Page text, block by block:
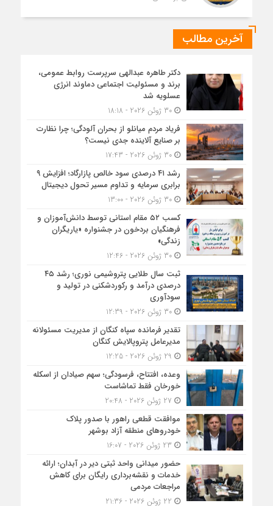
آخرین مطالب
دکتر طاهره عبدالهی سرپرست روابط عمومی،
برند و مسئولیت اجتماعی دماوند انرژی
عسلویه شد
30 ژوئن 2026 - 18:18
فریاد مردم میانلو از بحران آلودگی؛ چرا نظارت
بر صنایع آلاینده جدی نیست؟
30 ژوئن 2026 - 17:43
رشد ۴۱ درصدی سود خالص پازارگاد؛ افزایش ۹
برابری سرمایه و تداوم مسیر تحول دیجیتال
30 ژوئن 2026 - 13:00
کسب ۵۲ مقام استانی توسط دانش‌آموزان و
فرهنگیان بردخون در جشنواره «یاریگران
زندگی»
30 ژوئن 2026 - 12:46
ثبت سال طلایی پتروشیمی نوری؛ رشد ۴۵
درصدی درآمد و رکوردشکنی در تولید و
سودآوری
30 ژوئن 2026 - 12:39
تقدیر فرمانده سپاه کنگان از مدیریت مسئولانه
مدیرعامل پتروپالایش کنگان
وعده، افتتاح، فرسودگی؛ سهم صیادان از اسکله
خورخان فقط تماشاست
موافقت قطعی راهور با صدور پلاک
خودروهای منطقه آزاد بوشهر
حضور میدانی واحد ثبتی دیر در آبدان؛ ارائه
خدمات و نقشه‌برداری رایگان برای کاهش
مراجعات مردمی